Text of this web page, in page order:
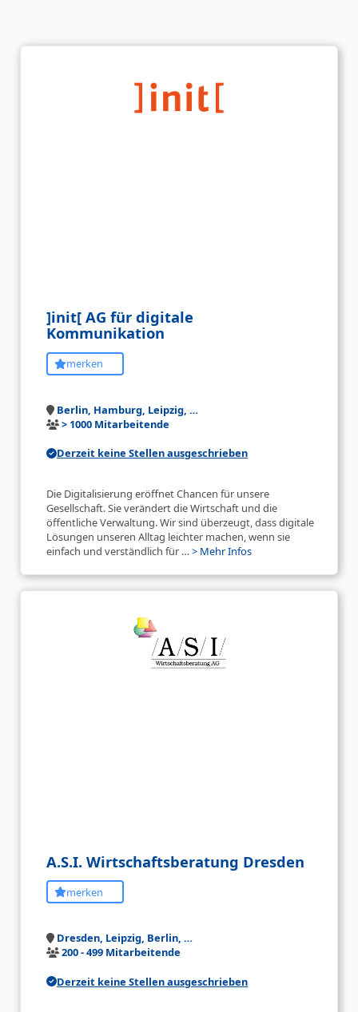
]init[ AG für digitale
Kommunikation
merken
Berlin, Hamburg, Leipzig, …
> 1000 Mitarbeitende
Derzeit keine Stellen ausgeschrieben
Die Digitalisierung eröffnet Chancen für unsere
Gesellschaft. Sie verändert die Wirtschaft und die
öffentliche Verwaltung. Wir sind überzeugt, dass digitale
Lösungen unseren Alltag leichter machen, wenn sie
einfach und verständlich für … > Mehr Infos
A.S.I. Wirtschaftsberatung Dresden
merken
Dresden, Leipzig, Berlin, …
200 - 499 Mitarbeitende
Derzeit keine Stellen ausgeschrieben